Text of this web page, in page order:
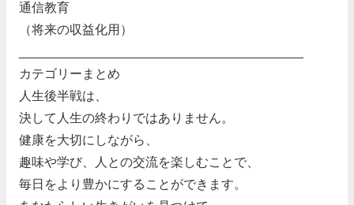
通信教育
（将来の収益化用）
カテゴリーまとめ
人生後半戦は、
決して人生の終わりではありません。
健康を大切にしながら、
趣味や学び、人との交流を楽しむことで、
毎日をより豊かにすることができます。